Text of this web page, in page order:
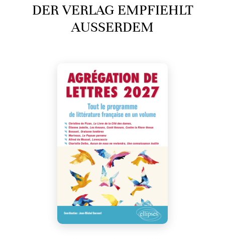
DER VERLAG EMPFIEHLT
AUSSERDEM